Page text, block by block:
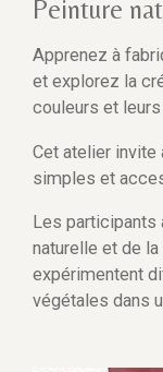
Peinture
Apprenez à
et explorez la
couleurs et
Cet atelier
simples et
Les participants
naturelle et de
expérimentent
végétales dans